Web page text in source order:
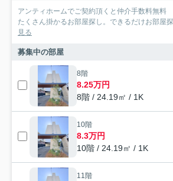
アンティホームでご契約頂くと仲介手数料無
たくさん掛かるお部屋探し。できるだけお部屋
見る
募集中の部屋
8階
8.25万円
8階 / 24.19㎡ / 1K
10階
8.3万円
10階 / 24.19㎡ / 1K
11階